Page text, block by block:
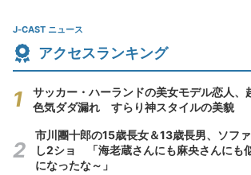
J-CAST ニュース
アクセスランキング
サッカー・ハーランドの美女モデル恋人、
色気ダダ漏れ すらり神スタイルの美貌
市川團十郎の15歳長女＆13歳長男、ソフ
し2ショ 「海老蔵さんにも麻央さんにも
になったな～」